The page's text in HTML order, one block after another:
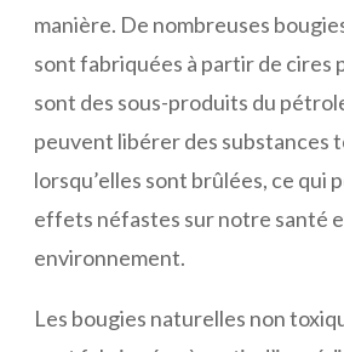
manière. De nombreuses
sont fabriquées à partir de cires
sont des sous-produits du
peuvent libérer des substances
lorsqu’elles sont brûlées, ce qui
effets néfastes sur notre santé
environnement.
Les bougies naturelles non